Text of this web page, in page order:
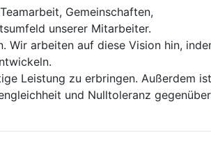
Gemeinschaften,
unserer Mitarbeiter.
Wir arbeiten auf diese Vision hin,
Leistung zu erbringen. Außerdem
und Nulltoleranz gegenüber